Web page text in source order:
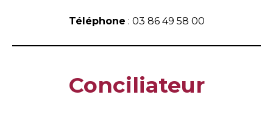
Téléphone : 03 86 49 58 00
Conciliateur